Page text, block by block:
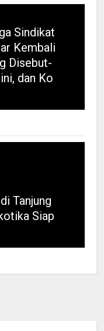
Sindikat
Kembali
Disebut-
dan Ko
Tanjung
Siap